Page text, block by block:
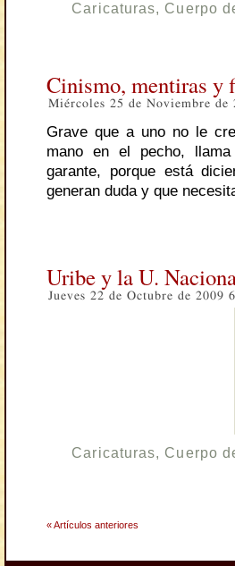
Caricaturas, Cuerpo
Cinismo, mentiras y
Miércoles 25 de Noviembre de
Grave que a uno no le
mano en el pecho,
garante, porque está
generan duda y que
Uribe y la U.
Jueves 22 de Octubre de 2009
Caricaturas, Cuerpo
« Artículos anteriores